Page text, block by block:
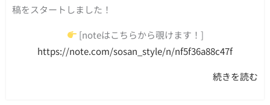
稿をスタートしました！
[noteはこちらから覗けます！]
https://note.com/sosan_style/n/nf5f36a88c47f
続きを読む